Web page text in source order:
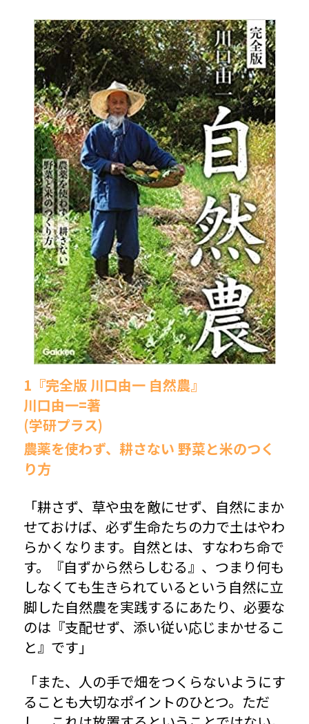
7 ライフスタイル・防災・科学技術 12冊
8 アジア・歴史・未来予測 11冊
🎬Dramas(おすすめの小説・漫画・ドラマ・
映画)
1『完全版 川口由一 自然農』
川口由一=著
(学研プラス)
農薬を使わず、耕さない 野菜と米のつく
り方
「耕さず、草や虫を敵にせず、自然にまか
せておけば、必ず生命たちの力で土はやわ
らかくなります。自然とは、すなわち命で
す。『自ずから然らしむる』、つまり何も
しなくても生きられているという自然に立
脚した自然農を実践するにあたり、必要な
のは『支配せず、添い従い応じまかせるこ
と』です」
「また、人の手で畑をつくらないようにす
ることも大切なポイントのひとつ。ただ